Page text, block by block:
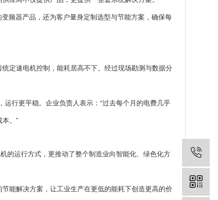
频器产品，还为客户量身定制选型与节能方案，确保每
定速电机控制，能耗居高不下。经过现场勘测与数据分
行更平稳。企业负责人表示：“过去每个月的电费几乎
。”
的运行方式，更推动了整个制造业向智能化、绿色化方
能解决方案，让工业生产在更低的能耗下创造更高的价